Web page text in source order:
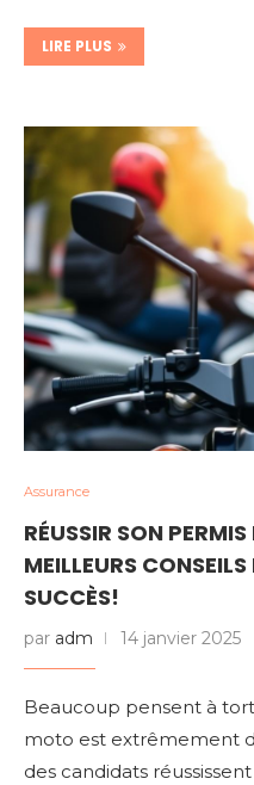
LIRE PLUS
Assurance
RÉUSSIR SON
MEILLEURS
SUCCÈS!
par adm 14 janvier 2025
Beaucoup pensent à
moto est extrêmement
des candidats